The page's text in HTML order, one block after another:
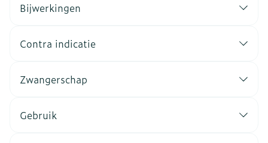
Bijwerkingen
Contra indicatie
Zwangerschap
Gebruik